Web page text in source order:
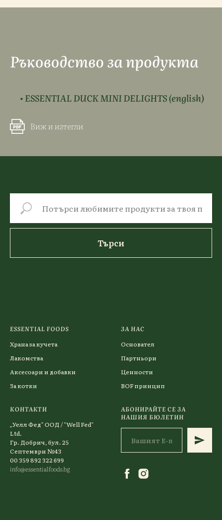
Ръководство за продукта
• ESSENTIAL DUCK MINI DELIGHTS (english)
Виж и изтегли
Търси
ESSENTIAL FOODS
Храна за кучета
Лакомства
Аксесоари и добавки
За котки
ЗА НАС
Основател
Партньори
Ценности
BOF принцип
КОНТАКТИ
„Уелл Фед" ООД / "Well Fed"
Ltd.
Гр. Добрич, бул. 25
Септември №43
00 359 892 322 699
info@essentialfoods.bg
АБОНИРАЙТЕ СЕ ЗА
НАШИЯ БЮЛЕТИН